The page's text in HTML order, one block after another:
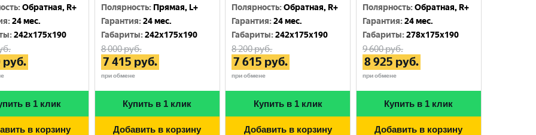
:Обратная, R+
:24 мес.
:242x175x190
руб.
в 1 клик
в корзину
Полярность: Прямая, L+
Гарантия:24 мес.
Габариты:242x175x190
8 000руб.
7 415 руб.
при обмене
Купить в 1 клик
Добавить в корзину
Полярность:Обратная, R+
Гарантия:24 мес.
Габариты:242x175x190
8 200руб.
7 615 руб.
при обмене
Купить в 1 клик
Добавить в корзину
Полярность:Обратная, R+
Гарантия:24 мес.
Габариты:278x175x190
9 600руб.
8 925 руб.
при обмене
Купить в 1 клик
Добавить в корзину